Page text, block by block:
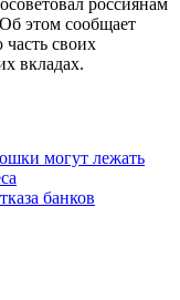
этом сообщает
своих
вкладах.
могут лежать
банков